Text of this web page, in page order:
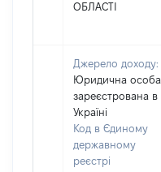
ОБЛАСТІ
Джерело доходу:
Юридична особа,
зареєстрована в
Україні
Код в Єдиному
державному
реєстрі